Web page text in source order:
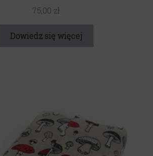
75,00 zł
Dowiedz się więcej